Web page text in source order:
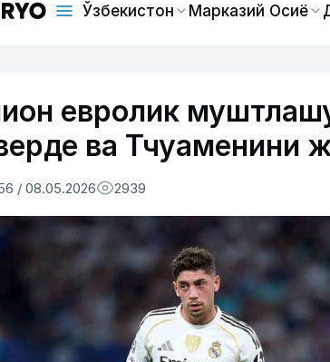
Ўзбекистон Марказий Осиё
евролик
ва Тчуаменини
/ 08.05.2026 2939